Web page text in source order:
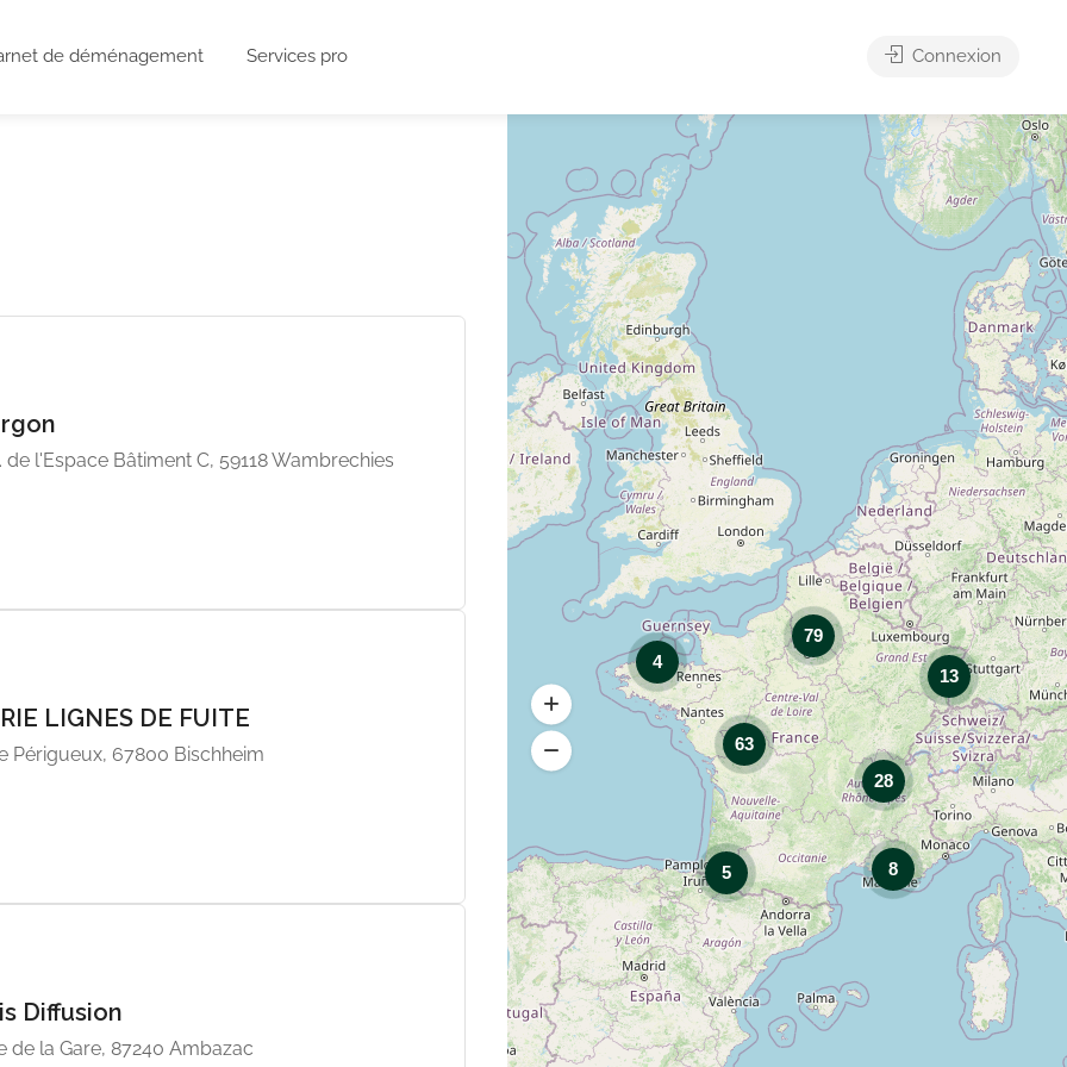
de déménagement Services pro Connexion
de l'Espace Bâtiment C, 59118 Wambrechies
LIGNES DE FUITE
Périgueux, 67800 Bischheim
Diffusion
de la Gare, 87240 Ambazac
8
4
5
63
13
28
79